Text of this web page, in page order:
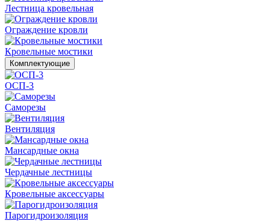
Лестница кровельная
Ограждение кровли
Кровельные мостики
Комплектующие
ОСП-3
Саморезы
Вентиляция
Мансардные окна
Чердачные лестницы
Кровельные аксессуары
Парогидроизоляция